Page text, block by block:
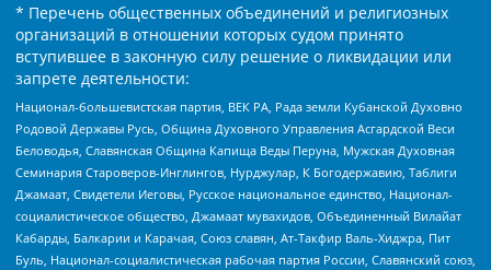
* Перечень общественных объединений и религиозных
организаций в отношении которых судом принято
вступившее в законную силу решение о ликвидации или
запрете деятельности:
Национал-большевистская партия, ВЕК РА, Рада земли Кубанской Духовно
Родовой Державы Русь, Община Духовного Управления Асгардской Веси
Беловодья, Славянская Община Капища Веды Перуна, Мужская Духовная
Семинария Староверов-Инглингов, Нурджулар, К Богодержавию, Таблиги
Джамаат, Свидетели Иеговы, Русское национальное единство, Национал-
социалистическое общество, Джамаат мувахидов, Объединенный Вилайат
Кабарды, Балкарии и Карачая, Союз славян, Ат-Такфир Валь-Хиджра, Пит
Буль, Национал-социалистическая рабочая партия России, Славянский союз,